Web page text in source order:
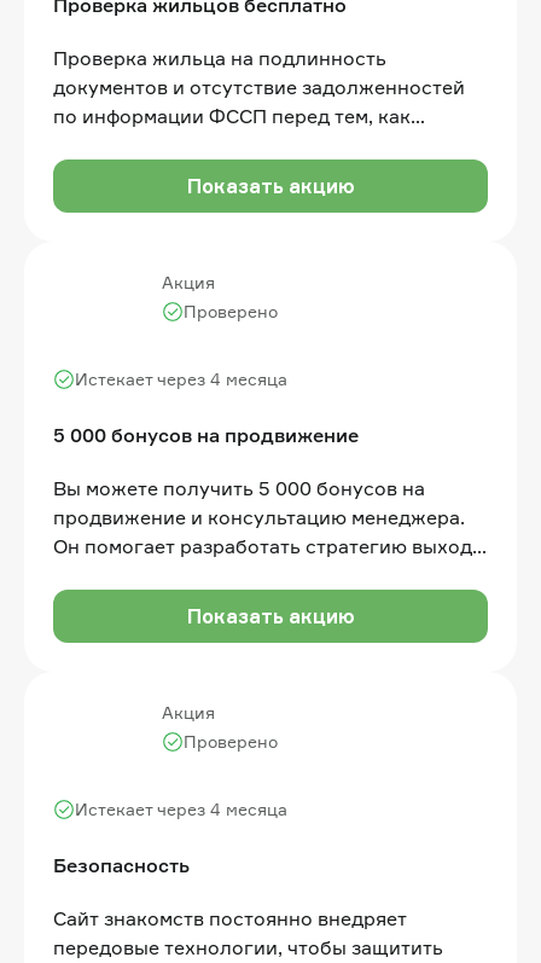
Проверка жильца на подлинность
документов и отсутствие задолженностей
по информации ФССП перед тем, как
Показать акцию
Акция
5 000 бонусов на продвижение
Истекает через 4 месяца
Проверено
Вы можете получить 5 000 бонусов на
продвижение и консультацию менеджера.
Он помогает разработать стратегию выхода
Показать акцию
Акция
Бeзопасность
Истекает через 4 месяца
Проверено
Сайт знакомств постоянно внедряет
передовые технологии, чтобы защитить